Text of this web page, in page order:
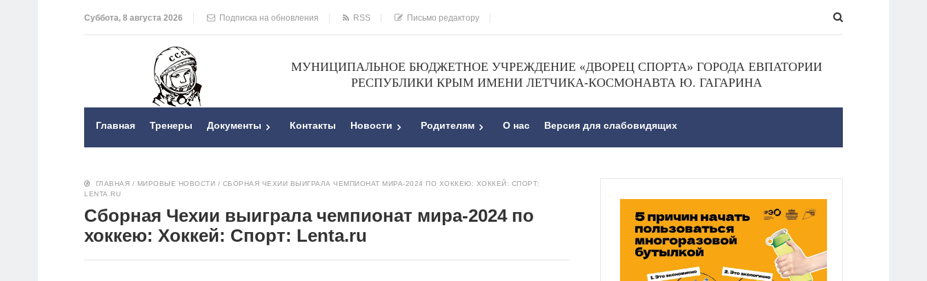
Суббота, 8 августа 2026 Подписка на обновления RSS Письмо редактору
МУНИЦИПАЛЬНОЕ БЮДЖЕТНОЕ УЧРЕЖДЕНИЕ «ДВОРЕЦ СПОРТА» ГОРОДА ЕВПАТОРИИ
РЕСПУБЛИКИ КРЫМ ИМЕНИ ЛЕТЧИКА-КОСМОНАВТА Ю. ГАГАРИНА
Главная Тренеры Документы Контакты Новости Родителям О нас Версия для слабовидящих
ГЛАВНАЯ / МИРОВЫЕ НОВОСТИ / СБОРНАЯ ЧЕХИИ ВЫИГРАЛА ЧЕМПИОНАТ МИРА-2024 ПО ХОККЕЮ: ХОККЕЙ: СПОРТ:
LENTA.RU
Сборная Чехии выиграла чемпионат мира-2024 по
хоккею: Хоккей: Спорт: Lenta.ru